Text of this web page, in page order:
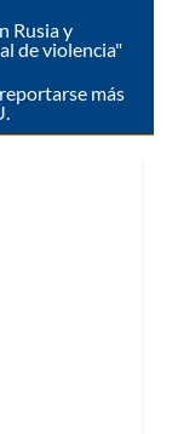
Rusia y
de violencia"
más